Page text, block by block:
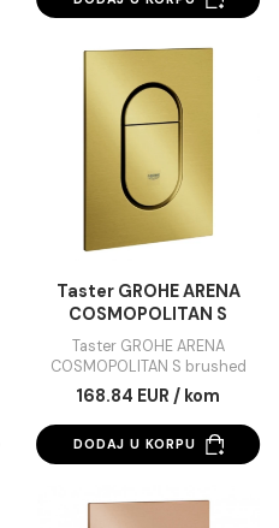
Taster Geberit SIGMA30
hrom-crna
160.05 EUR / kom
DODAJ U KORPU
Taster GROHE
brushed cool